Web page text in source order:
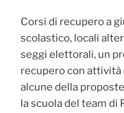
Corsi di recupero a
scolastico, locali
seggi elettorali, un
recupero con
alcune della
la scuola del team di